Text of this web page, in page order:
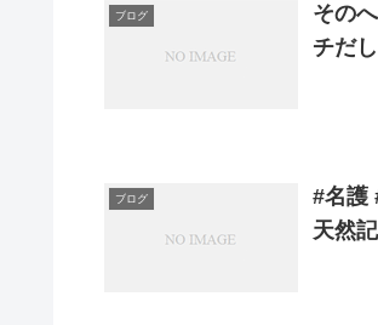
ブログ
その
チだ
ブログ
#名護
天然